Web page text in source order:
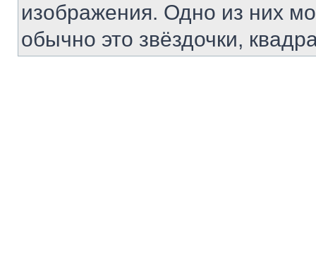
изображения. Одно из них
обычно это звёздочки,